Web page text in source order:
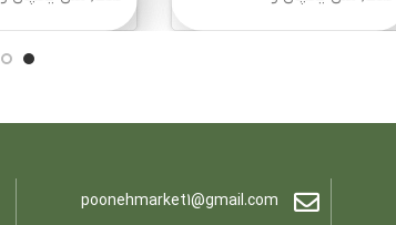
poonehmarket1@gmail.com